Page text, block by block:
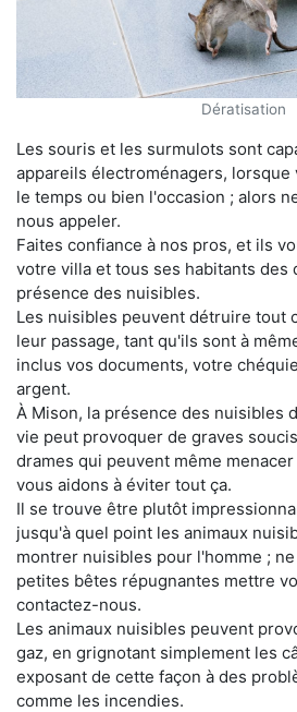
Dératisation
Les souris et les surmulots sont
appareils électroménagers,
le temps ou bien l'occasion ; alors
nous appeler.
Faites confiance à nos pros, et ils
votre villa et tous ses habitants des
présence des nuisibles.
Les nuisibles peuvent détruire tout
leur passage, tant qu'ils sont à
inclus vos documents, votre
argent.
À Mison, la présence des nuisibles
vie peut provoquer de graves
drames qui peuvent même
vous aidons à éviter tout ça.
Il se trouve être plutôt
jusqu'à quel point les animaux
montrer nuisibles pour l'homme ;
petites bêtes répugnantes mettre
contactez-nous.
Les animaux nuisibles peuvent
gaz, en grignotant simplement les
exposant de cette façon à des
comme les incendies.